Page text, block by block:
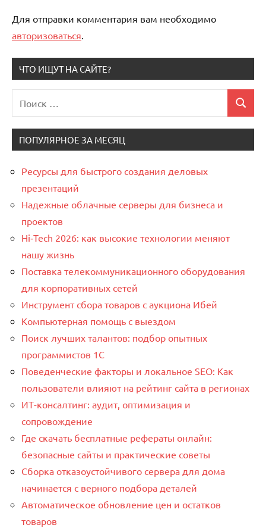
Для отправки комментария вам необходимо
авторизоваться
ЧТО ИЩУТ НА САЙТЕ?
для:
Поиск
ПОПУЛЯРНОЕ ЗА МЕСЯЦ
Ресурсы для быстрого создания деловых
презентаций
Надежные облачные серверы для бизнеса и
проектов
Hi‑Tech 2026: как высокие технологии меняют
нашу жизнь
Поставка телекоммуникационного оборудования
для корпоративных сетей
Инструмент сбора товаров с аукциона Ибей
Компьютерная помощь с выездом
Поиск лучших талантов: подбор опытных
программистов 1C
Поведенческие факторы и локальное SEO: Как
пользователи влияют на рейтинг сайта в регионах
ИТ-консалтинг: аудит, оптимизация и
сопровождение
Где скачать бесплатные рефераты онлайн:
безопасные сайты и практические советы
Сборка отказоустойчивого сервера для дома
начинается с верного подбора деталей
Автоматическое обновление цен и остатков
товаров